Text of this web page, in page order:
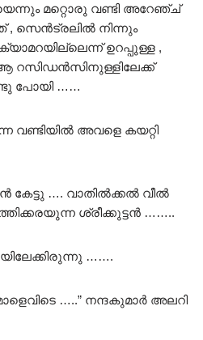
മറ്റൊരു വണ്ടി അറേഞ്ച്
, സെൻട്രലിൽ നിന്നും
ഉറപ്പുള്ള ,
ആ റസിഡൻസിനുള്ളിലേക്ക്
പോയി ……
വണ്ടിയിൽ അവളെ കയറ്റി
കേട്ടു …. വാതിൽക്കൽ വീൽ
ശ്രീക്കുട്ടൻ ……..
…….
…..” നന്ദകുമാർ അലറി